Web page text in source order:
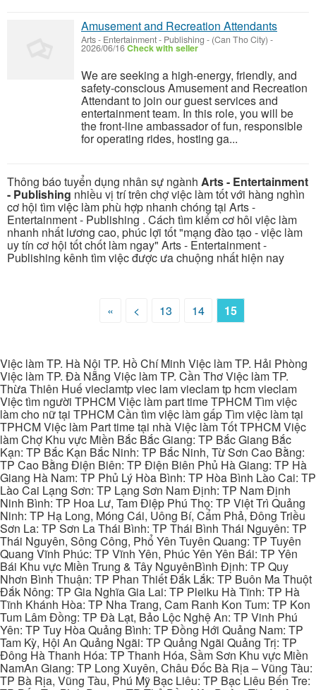
Amusement and Recreation Attendants
Arts - Entertainment - Publishing - (Can Tho City) -
2026/06/16Check with seller
We are seeking a high-energy, friendly, and
safety-conscious Amusement and Recreation
Attendant to join our guest services and
entertainment team. In this role, you will be
the front-line ambassador of fun, responsible
for operating rides, hosting ga...
Thông báo tuyển dụng nhân sự ngành Arts - Entertainment
- Publishing nhiều vị trí trên chợ việc làm tốt với hàng nghìn
cơ hội tìm việc làm phù hợp nhanh chóng tại Arts -
Entertainment - Publishing . Cách tìm kiếm cơ hôi việc làm
nhanh nhất lương cao, phúc lợi tốt "mạng đào tạo - việc làm
uy tín cơ hội tốt chốt làm ngay" Arts - Entertainment -
Publishing kênh tìm việc được ưa chuộng nhất hiện nay
« < 13 14 15
Việc làm TP. Hà Nội TP. Hồ Chí Minh Việc làm TP. Hải Phòng
Việc làm TP. Đà Nẵng Việc làm TP. Cần Thơ Việc làm TP.
Thừa Thiên Huế vieclamtp viec lam vieclam tp hcm vieclam
Việc tìm người TPHCM Việc làm part time TPHCM Tìm việc
làm cho nữ tại TPHCM Cần tìm việc làm gấp Tìm việc làm tại
TPHCM Việc làm Part time tại nhà Việc làm Tốt TPHCM Việc
làm Chợ Khu vực Miền Bắc Bắc Giang: TP Bắc Giang Bắc
Kạn: TP Bắc Kạn Bắc Ninh: TP Bắc Ninh, Từ Sơn Cao Bằng:
TP Cao Bằng Điện Biên: TP Điện Biên Phủ Hà Giang: TP Hà
Giang Hà Nam: TP Phủ Lý Hòa Bình: TP Hòa Bình Lào Cai: TP
Lào Cai Lạng Sơn: TP Lạng Sơn Nam Định: TP Nam Định
Ninh Bình: TP Hoa Lư, Tam Điệp Phú Thọ: TP Việt Trì Quảng
Ninh: TP Hạ Long, Móng Cái, Uông Bí, Cẩm Phả, Đông Triều
Sơn La: TP Sơn La Thái Bình: TP Thái Bình Thái Nguyên: TP
Thái Nguyên, Sông Công, Phổ Yên Tuyên Quang: TP Tuyên
Quang Vĩnh Phúc: TP Vĩnh Yên, Phúc Yên Yên Bái: TP Yên
Bái Khu vực Miền Trung & Tây NguyênBình Định: TP Quy
Nhơn Bình Thuận: TP Phan Thiết Đắk Lắk: TP Buôn Ma Thuột
Đắk Nông: TP Gia Nghĩa Gia Lai: TP Pleiku Hà Tĩnh: TP Hà
Tĩnh Khánh Hòa: TP Nha Trang, Cam Ranh Kon Tum: TP Kon
Tum Lâm Đồng: TP Đà Lạt, Bảo Lộc Nghệ An: TP Vinh Phú
Yên: TP Tuy Hòa Quảng Bình: TP Đồng Hới Quảng Nam: TP
Tam Kỳ, Hội An Quảng Ngãi: TP Quảng Ngãi Quảng Trị: TP
Đông Hà Thanh Hóa: TP Thanh Hóa, Sầm Sơn Khu vực Miền
NamAn Giang: TP Long Xuyên, Châu Đốc Bà Rịa – Vũng Tàu:
TP Bà Rịa, Vũng Tàu, Phú Mỹ Bạc Liêu: TP Bạc Liêu Bến Tre: